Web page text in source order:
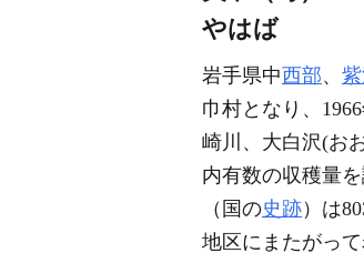
やはば
岩手県中西部、
巾村となり、
崎川、大白沢(お
内有数の収穫量
（国の史跡）は
地区にまたがっ